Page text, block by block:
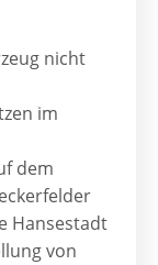
nicht
im
dem
Hansestadt
von